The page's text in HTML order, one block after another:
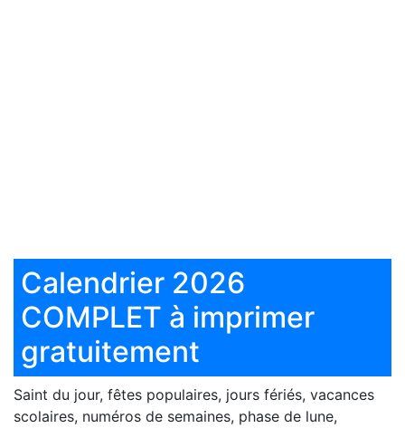
Calendrier 2026
COMPLET à imprimer
gratuitement
Saint du jour, fêtes populaires, jours fériés, vacances
scolaires, numéros de semaines, phase de lune,